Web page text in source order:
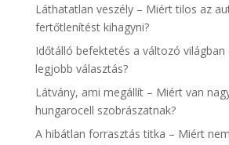
Láthatatlan veszély – Miért tilos az
fertőtlenítést kihagyni?
Időtálló befektetés a változó
legjobb választás?
Látvány, ami megállít – Miért van
hungarocell szobrászatnak?
A hibátlan forrasztás titka – Miért